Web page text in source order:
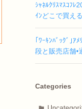
ｼｬﾈﾙｸﾘｽﾏｽｺﾌﾚ
ｲﾝどこで買え
｢ﾜｰｷﾝﾊﾞｯｸﾞ｣
段と販売店舗•
Categories